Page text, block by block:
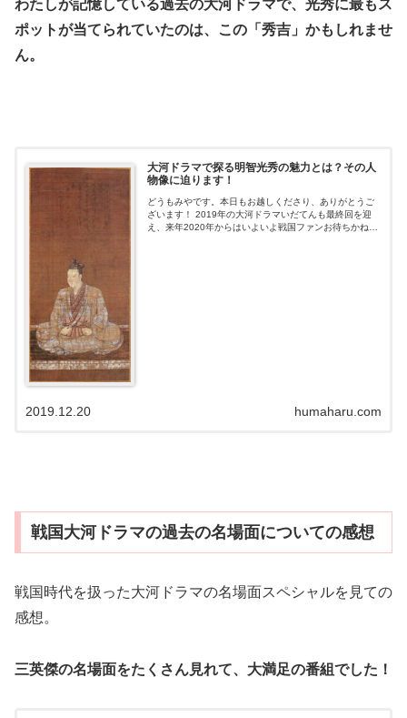
わたしが記憶している過去の大河ドラマで、光秀に最もス
ポットが当てられていたのは、この「秀吉」かもしれませ
ん。
大河ドラマで探る明智光秀の魅力とは？その人
物像に迫ります！
どうもみやです。本日もお越しくださり、ありがとうご
ざいます！ 2019年の大河ドラマいだてんも最終回を迎
え、来年2020年からはいよいよ戦国ファンお待ちかね明
humaharu.com
2019.12.20
戦国大河ドラマの過去の名場面についての感想
戦国時代を扱った大河ドラマの名場面スペシャルを見ての
感想。
三英傑の名場面をたくさん見れて、大満足の番組でした！